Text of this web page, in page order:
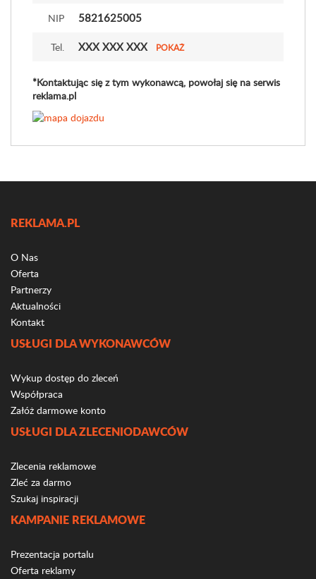
NIP 5821625005
Tel. XXX XXX XXX POKAŻ
*Kontaktując się z tym wykonawcą, powołaj się na serwis
reklama.pl
REKLAMA.PL
O Nas
Oferta
Partnerzy
Aktualności
Kontakt
USŁUGI DLA WYKONAWCÓW
Wykup dostęp do zleceń
Współpraca
Załóż darmowe konto
USŁUGI DLA ZLECENIODAWCÓW
Zlecenia reklamowe
Zleć za darmo
Szukaj inspiracji
KAMPANIE REKLAMOWE
Prezentacja portalu
Oferta reklamy